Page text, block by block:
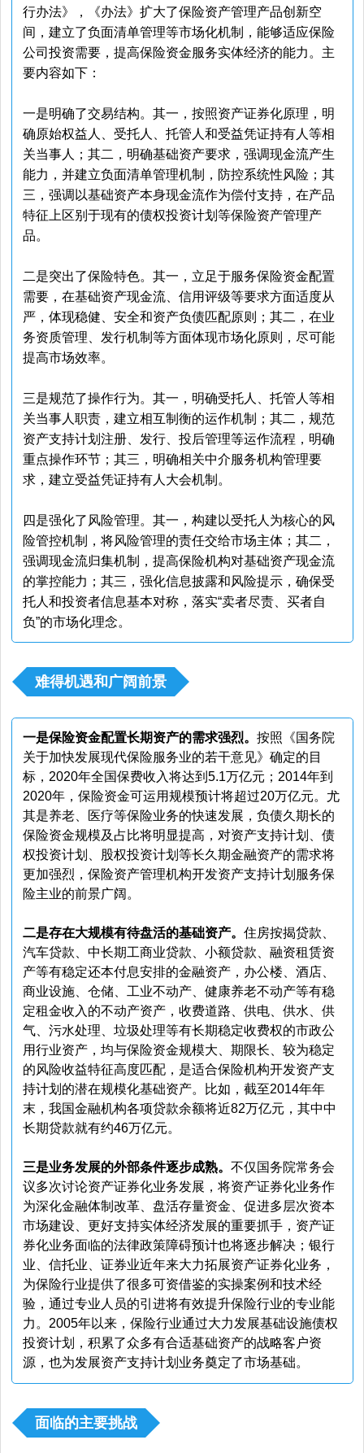
行办法》，《办法》扩大了保险资产管理产品创新空
间，建立了负面清单管理等市场化机制，能够适应保险
公司投资需要，提高保险资金服务实体经济的能力。主
要内容如下：
一是明确了交易结构。其一，按照资产证券化原理，明
确原始权益人、受托人、托管人和受益凭证持有人等相
关当事人；其二，明确基础资产要求，强调现金流产生
能力，并建立负面清单管理机制，防控系统性风险；其
三，强调以基础资产本身现金流作为偿付支持，在产品
特征上区别于现有的债权投资计划等保险资产管理产
品。
二是突出了保险特色。其一，立足于服务保险资金配置
需要，在基础资产现金流、信用评级等要求方面适度从
严，体现稳健、安全和资产负债匹配原则；其二，在业
务资质管理、发行机制等方面体现市场化原则，尽可能
提高市场效率。
三是规范了操作行为。其一，明确受托人、托管人等相
关当事人职责，建立相互制衡的运作机制；其二，规范
资产支持计划注册、发行、投后管理等运作流程，明确
重点操作环节；其三，明确相关中介服务机构管理要
求，建立受益凭证持有人大会机制。
四是强化了风险管理。其一，构建以受托人为核心的风
险管控机制，将风险管理的责任交给市场主体；其二，
强调现金流归集机制，提高保险机构对基础资产现金流
的掌控能力；其三，强化信息披露和风险提示，确保受
托人和投资者信息基本对称，落实“卖者尽责、买者自
负”的市场化理念。
难得机遇和广阔前景
一是保险资金配置长期资产的需求强烈。 按照《国务院
关于加快发展现代保险服务业的若干意见》确定的目
标，2020年全国保费收入将达到5.1万亿元；2014年到
2020年，保险资金可运用规模预计将超过20万亿元。尤
其是养老、医疗等保险业务的快速发展，负债久期长的
保险资金规模及占比将明显提高，对资产支持计划、债
权投资计划、股权投资计划等长久期金融资产的需求将
更加强烈，保险资产管理机构开发资产支持计划服务保
险主业的前景广阔。
二是存在大规模有待盘活的基础资产。 住房按揭贷款、
汽车贷款、中长期工商业贷款、小额贷款、融资租赁资
产等有稳定还本付息安排的金融资产，办公楼、酒店、
商业设施、仓储、工业不动产、健康养老不动产等有稳
定租金收入的不动产资产，收费道路、供电、供水、供
气、污水处理、垃圾处理等有长期稳定收费权的市政公
用行业资产，均与保险资金规模大、期限长、较为稳定
的风险收益特征高度匹配，是适合保险机构开发资产支
持计划的潜在规模化基础资产。比如，截至2014年年
末，我国金融机构各项贷款余额将近82万亿元，其中中
长期贷款就有约46万亿元。
三是业务发展的外部条件逐步成熟。 不仅国务院常务会
议多次讨论资产证券化业务发展，将资产证券化业务作
为深化金融体制改革、盘活存量资金、促进多层次资本
市场建设、更好支持实体经济发展的重要抓手，资产证
券化业务面临的法律政策障碍预计也将逐步解决；银行
业、信托业、证券业近年来大力拓展资产证券化业务，
为保险行业提供了很多可资借鉴的实操案例和技术经
验，通过专业人员的引进将有效提升保险行业的专业能
力。2005年以来，保险行业通过大力发展基础设施债权
投资计划，积累了众多有合适基础资产的战略客户资
源，也为发展资产支持计划业务奠定了市场基础。
面临的主要挑战